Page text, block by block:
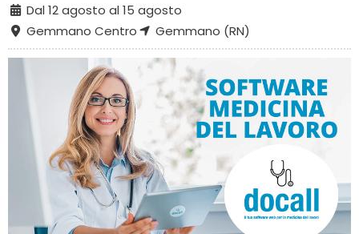
Dal 12 agosto al 15 agosto
Gemmano Centro
Gemmano (RN)